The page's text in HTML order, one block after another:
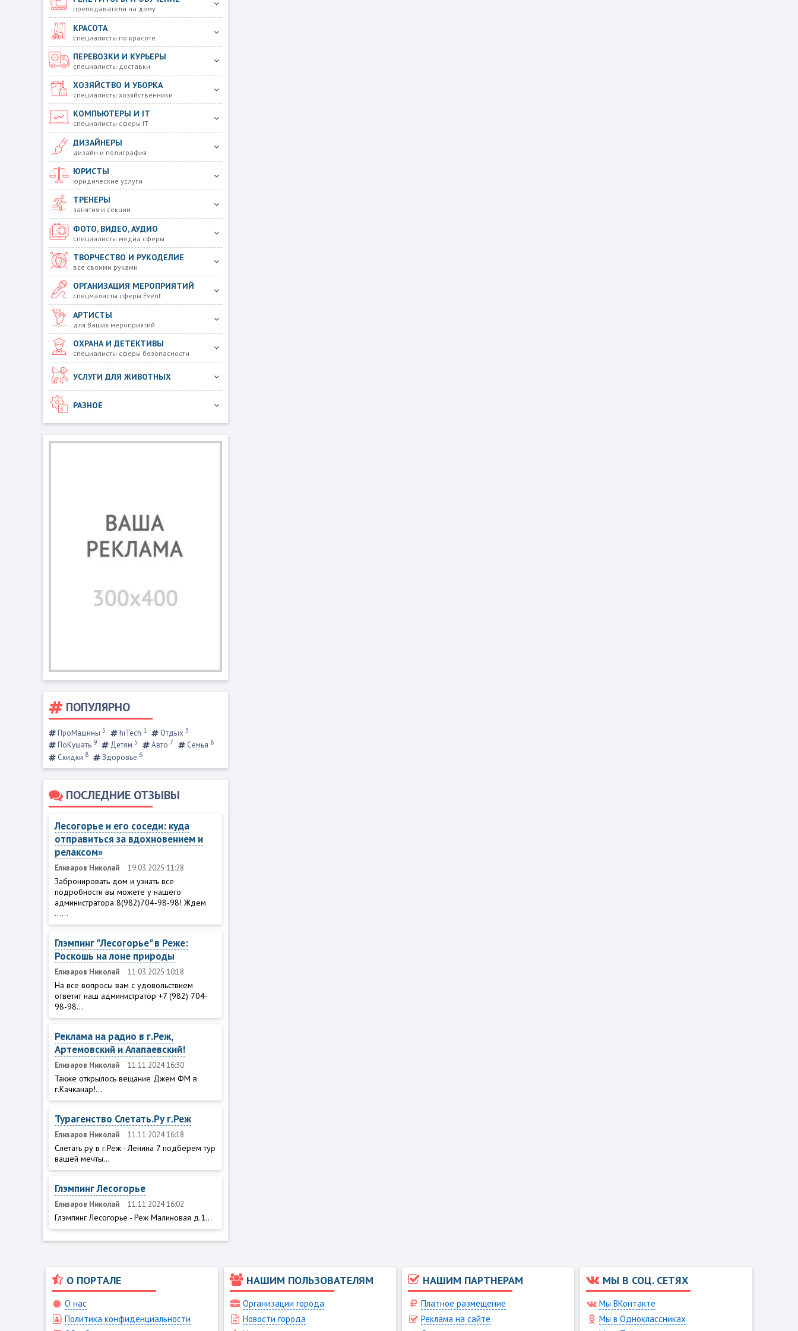
преподаватели на дому
КРАСОТА
специалисты по красоте
ПЕРЕВОЗКИ И КУРЬЕРЫ
специалисты доставки
ХОЗЯЙСТВО И УБОРКА
специалисты хозяйственники
КОМПЬЮТЕРЫ И IT
специалисты сферы IT
ДИЗАЙНЕРЫ
дизайн и полиграфия
ЮРИСТЫ
юридические услуги
ТРЕНЕРЫ
занятия и секции
ФОТО, ВИДЕО, АУДИО
специалисты медиа сферы
ТВОРЧЕСТВО И РУКОДЕЛИЕ
все своими руками
ОРГАНИЗАЦИЯ МЕРОПРИЯТИЙ
спецмалисты сферы Event
АРТИСТЫ
для Ваших мероприятий
ОХРАНА И ДЕТЕКТИВЫ
специалисты сферы безопасности
УСЛУГИ ДЛЯ ЖИВОТНЫХ
РАЗНОЕ
ПОПУЛЯРНО
ПроМашины 5 hiTech 1 Отдых 3
ПоКушать 9 Детям 5 Авто 7 Семья 8
Скидки 8 Здоровье 6
ПОСЛЕДНИЕ ОТЗЫВЫ
Лесогорье и его соседи: куда
отправиться за вдохновением и
релаксом»
Елизаров Николай 19.03.2025 11:28
Забронировать дом и узнать все
подробности вы можете у нашего
администратора 8(982)704-98-98! Ждем
......
Глэмпинг "Лесогорье" в Реже:
Роскошь на лоне природы
Елизаров Николай 11.03.2025 10:18
На все вопросы вам с удовольствием
ответит наш администратор +7 (982) 704-
98-98...
Реклама на радио в г.Реж,
Артемовский и Алапаевский!
Елизаров Николай 11.11.2024 16:30
Также открылось вещание Джем ФМ в
г.Качканар!...
Турагенство Слетать.Ру г.Реж
Елизаров Николай 11.11.2024 16:18
Слетать ру в г.Реж - Ленина 7 подберем тур
вашей мечты...
Глэмпинг Лесогорье
Елизаров Николай 11.11.2024 16:02
Глэмпинг Лесогорье - Реж Малиновая д.1...
О ПОРТАЛЕ
О нас
Политика конфиденциальности
НАШИМ ПОЛЬЗОВАТЕЛЯМ
Организации города
Новости города
НАШИМ ПАРТНЕРАМ
Платное размещение
Реклама на сайте
МЫ В СОЦ. СЕТЯХ
Мы ВКонтакте
Мы в Одноклассниках